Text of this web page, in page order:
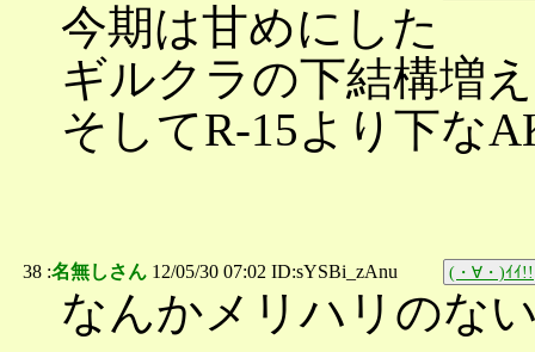
今期は甘めにした
ギルクラの下結構増
そしてR-15より下な
38 :名無しさん 12/05/30 07:02 ID:sYSBi_zAnu (・∀・)ｲｲ!!
なんかメリハリのな